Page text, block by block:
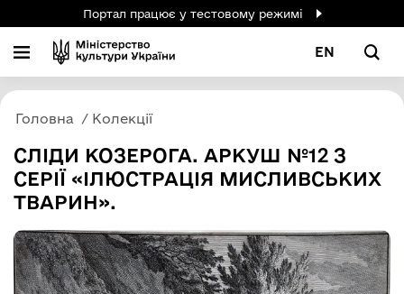
Портал працює у тестовому режимі
EN
Головна Колекції
СЛІДИ КОЗЕРОГА. АРКУШ №12 З
СЕРІЇ «ІЛЮСТРАЦІЯ МИСЛИВСЬКИХ
ТВАРИН».